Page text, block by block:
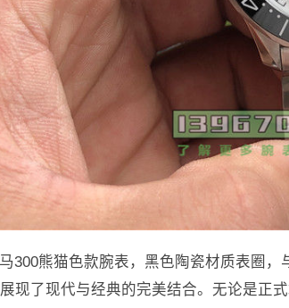
300熊猫色款腕表，黑色陶瓷材质表圈
现了现代与经典的完美结合。无论是正